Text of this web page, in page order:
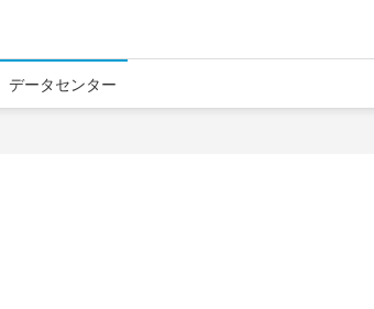
データセンター